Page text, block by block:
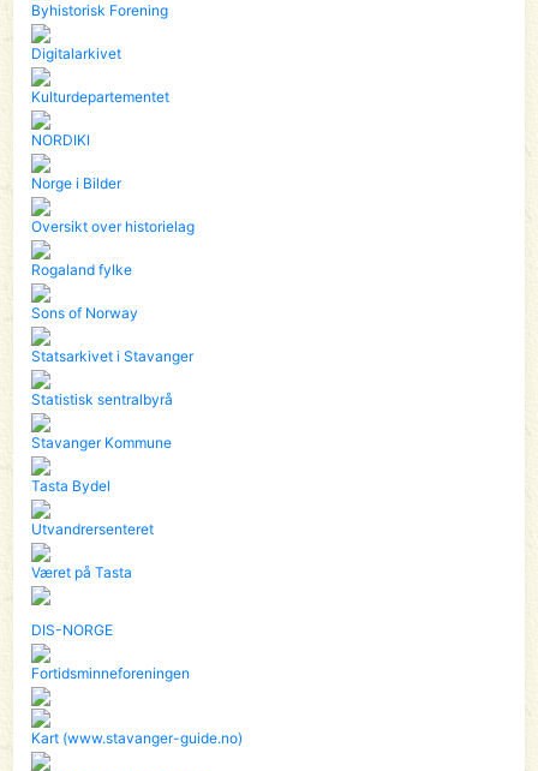
Byhistorisk Forening
Digitalarkivet
Kulturdepartementet
NORDIKI
Norge i Bilder
Oversikt over historielag
Rogaland fylke
Sons of Norway
Statsarkivet i Stavanger
Statistisk sentralbyrå
Stavanger Kommune
Tasta Bydel
Utvandrersenteret
Været på Tasta
DIS-NORGE
Fortidsminneforeningen
Kart (www.stavanger-guide.no)